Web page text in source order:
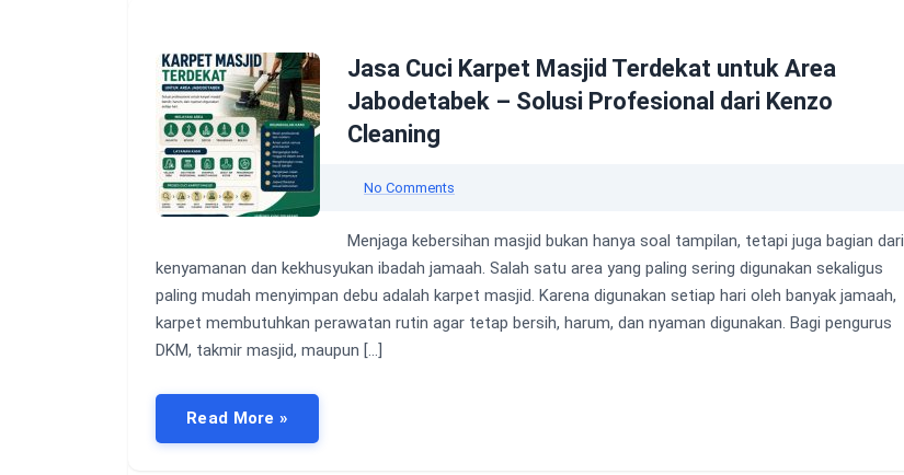
Jasa Cuci Karpet Masjid Terdekat untuk Area
Jabodetabek – Solusi Profesional dari Kenzo
Cleaning
No Comments
Menjaga kebersihan masjid bukan hanya soal tampilan, tetapi juga bagian dari
kenyamanan dan kekhusyukan ibadah jamaah. Salah satu area yang paling sering digunakan sekaligus
paling mudah menyimpan debu adalah karpet masjid. Karena digunakan setiap hari oleh banyak jamaah,
karpet membutuhkan perawatan rutin agar tetap bersih, harum, dan nyaman digunakan. Bagi pengurus
DKM, takmir masjid, maupun […]
Read More »